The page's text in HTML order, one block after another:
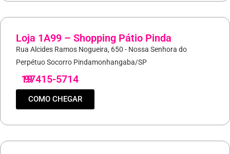
Loja 1A99 – Shopping Pátio Pinda
Rua Alcides Ramos Nogueira, 650 - Nossa Senhora do
Perpétuo Socorro Pindamonhangaba/SP
19
97415-5714
COMO CHEGAR